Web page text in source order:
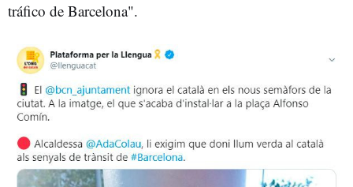
tráfico de Barcelona".